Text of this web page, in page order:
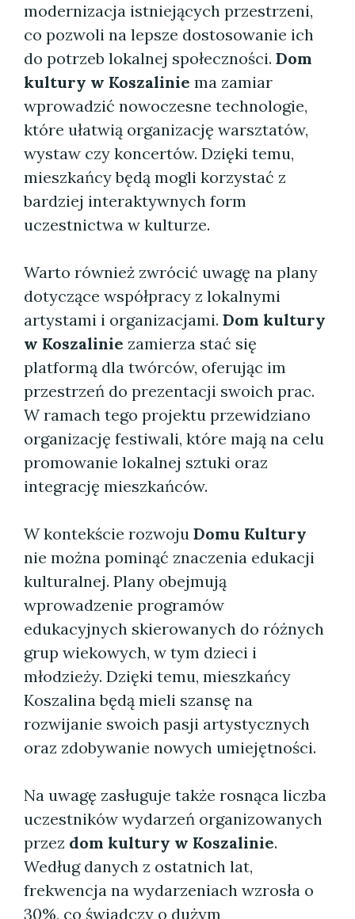
modernizacja istniejących przestrzeni,
co pozwoli na lepsze dostosowanie ich
do potrzeb lokalnej społeczności. Dom
kultury w Koszalinie ma zamiar
wprowadzić nowoczesne technologie,
które ułatwią organizację warsztatów,
wystaw czy koncertów. Dzięki temu,
mieszkańcy będą mogli korzystać z
bardziej interaktywnych form
uczestnictwa w kulturze.
Warto również zwrócić uwagę na plany
dotyczące współpracy z lokalnymi
artystami i organizacjami. Dom kultury
w Koszalinie zamierza stać się
platformą dla twórców, oferując im
przestrzeń do prezentacji swoich prac.
W ramach tego projektu przewidziano
organizację festiwali, które mają na celu
promowanie lokalnej sztuki oraz
integrację mieszkańców.
W kontekście rozwoju Domu Kultury
nie można pominąć znaczenia edukacji
kulturalnej. Plany obejmują
wprowadzenie programów
edukacyjnych skierowanych do różnych
grup wiekowych, w tym dzieci i
młodzieży. Dzięki temu, mieszkańcy
Koszalina będą mieli szansę na
rozwijanie swoich pasji artystycznych
oraz zdobywanie nowych umiejętności.
Na uwagę zasługuje także rosnąca liczba
uczestników wydarzeń organizowanych
przez dom kultury w Koszalinie.
Według danych z ostatnich lat,
frekwencja na wydarzeniach wzrosła o
30%, co świadczy o dużym